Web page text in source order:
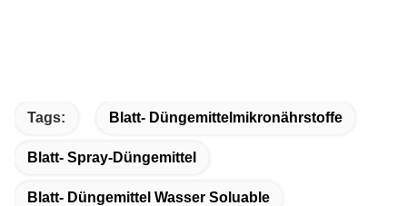
Tags: Blatt- Düngemittelmikronährstoffe
Blatt- Spray-Düngemittel
Blatt- Düngemittel Wasser Soluable